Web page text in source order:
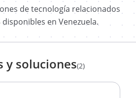
de tecnología relacionados
disponibles en Venezuela.
y soluciones(2)